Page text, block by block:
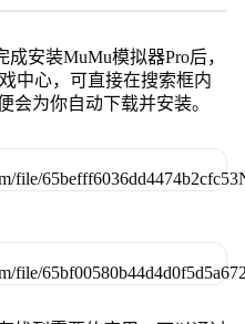
安装MuMu模拟器Pro后，
中心，可直接在搜索框内
会为你自动下载并安装。